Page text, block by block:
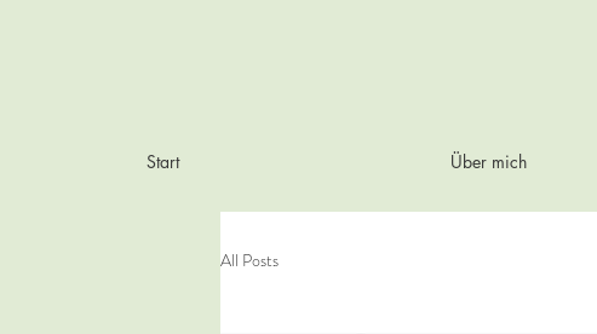
Start Über mich
All Posts